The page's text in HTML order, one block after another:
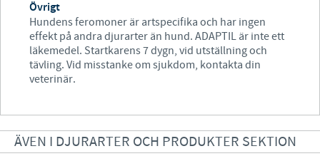
Övrigt
Hundens feromoner är artspecifika och har ingen
effekt på andra djurarter än hund. ADAPTIL är inte ett
läkemedel. Startkarens 7 dygn, vid utställning och
tävling. Vid misstanke om sjukdom, kontakta din
veterinär.
ÄVEN I DJURARTER OCH PRODUKTER SEKTION